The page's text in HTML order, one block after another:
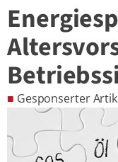
■ Gesponserter